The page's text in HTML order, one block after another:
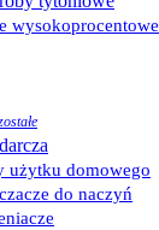
wysokoprocentowe
użytku domowego
do naczyń